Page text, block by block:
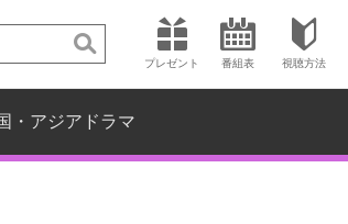
プレゼント 番組表 視聴方法
・アジアドラマ